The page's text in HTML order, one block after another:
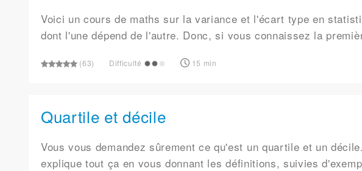
Voici un cours de maths sur la variance et l'écart type en
dont l'une dépend de l'autre. Donc, si vous connaissez la
(63) Difficulté 15 min
Quartile et décile
Vous vous demandez sûrement ce qu'est un quartile et un
explique tout ça en vous donnant les définitions, suivies